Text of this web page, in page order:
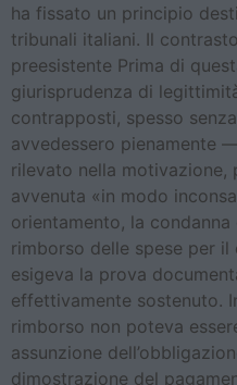
ha fissato un principio
tribunali italiani. Il
preesistente Prima di
giurisprudenza di
contrapposti, spesso
avvedessero pienamente
rilevato nella motivazione,
avvenuta «in modo
orientamento, la
rimborso delle spese per
esigeva la prova
effettivamente sostenuto.
rimborso non poteva
assunzione
dimostrazione del